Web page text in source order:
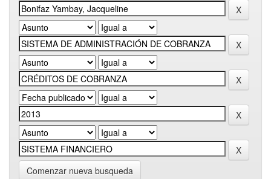
Comenzar nueva busqueda